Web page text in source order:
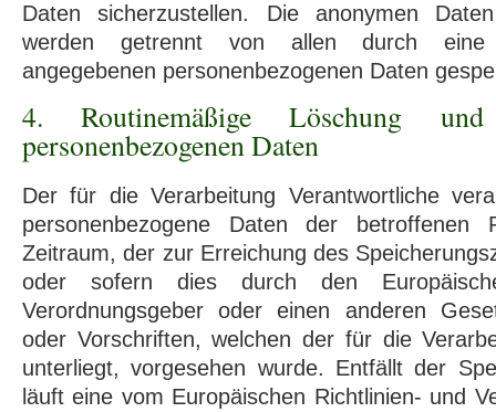
Daten sicherzustellen. Die anonymen
werden getrennt von allen durch eine
angegebenen personenbezogenen Daten
4. Routinemäßige Löschung
personenbezogenen Daten
Der für die Verarbeitung Verantwortliche
personenbezogene Daten der
Zeitraum, der zur Erreichung des
oder sofern dies durch den
Verordnungsgeber oder einen anderen
oder Vorschriften, welchen der für die
unterliegt, vorgesehen wurde. Entfällt der
läuft eine vom Europäischen Richtlinien- und